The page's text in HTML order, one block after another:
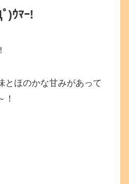
)ｳﾏｰ!
とほのかな甘みがあって
！